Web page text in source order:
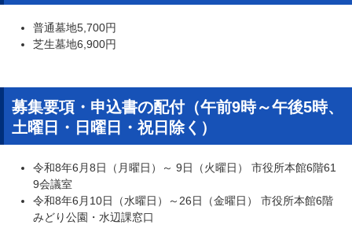
普通墓地5,700円
芝生墓地6,900円
​募集要項・申込書の配付（午前9時～午後5時、
土曜日・日曜日・祝日除く）
令和8年6月8日（月曜日）～ 9日（火曜日） 市役所本館6階61
9会議室
令和8年6月10日（水曜日）～26日（金曜日） 市役所本館6階
みどり公園・水辺課窓口